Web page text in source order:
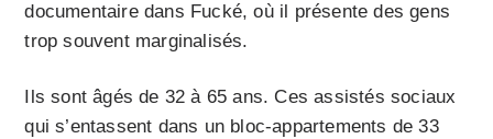
documentaire dans Fucké, où il présente des gens
trop souvent marginalisés.
Ils sont âgés de 32 à 65 ans. Ces assistés sociaux
qui s’entassent dans un bloc-appartements de 33